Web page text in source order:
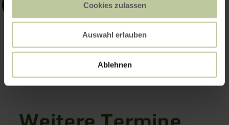
Cookies zulassen
Auswahl erlauben
Ablehnen